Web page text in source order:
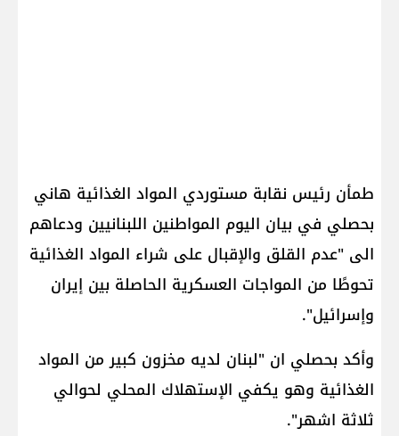
طمأن رئيس نقابة مستوردي المواد الغذائية هاني
بحصلي في بيان اليوم المواطنين اللبنانيين ودعاهم
الى "عدم القلق والإقبال على شراء المواد الغذائية
تحوطًا من المواجات العسكرية الحاصلة بين إيران
وإسرائيل".
وأكد بحصلي ان "لبنان لديه مخزون كبير من المواد
الغذائية وهو يكفي الإستهلاك المحلي لحوالي
ثلاثة اشهر".